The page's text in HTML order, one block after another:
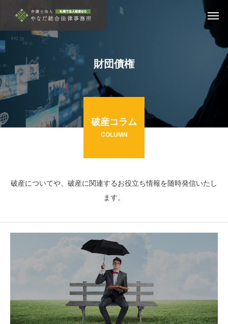
財団債権
破産コラム
COLUMN
破産についてや、破産に関連するお役立ち情報を随時発信いたし
ます。